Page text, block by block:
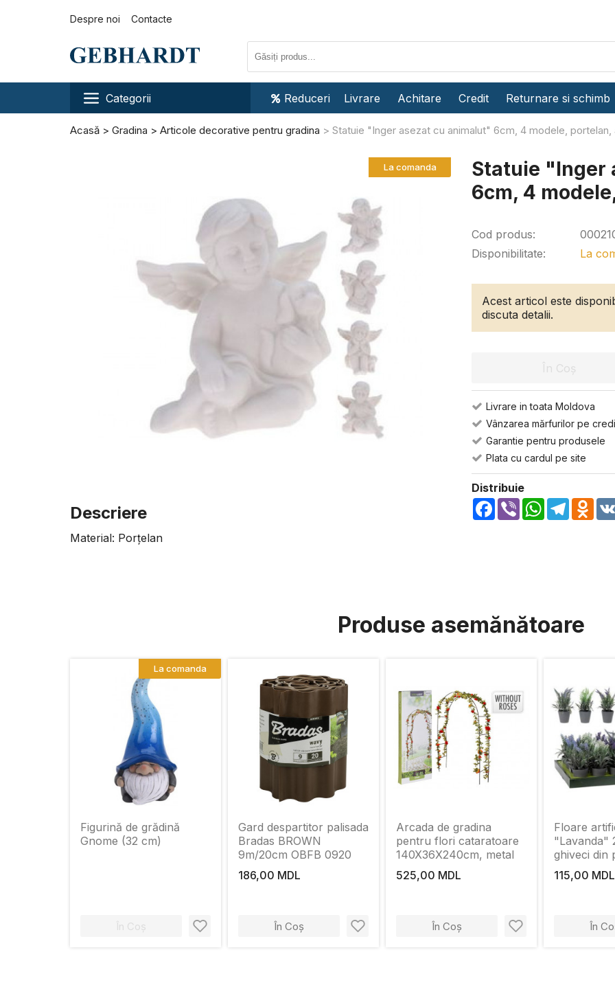
Despre noi Contacte
Categorii Reduceri Livrare Achitare Credit Returnare si schimb
Acasă Gradina Articole decorative pentru gradina Statuie "Inger asezat cu animalut" 6cm, 4 modele, portelan,
La comanda
Descriere
Material: Porţelan
Statuie "Inger
6cm, 4
Cod produs:
Disponibilitate:
La
Acest articol este
discuta detalii.
În Coș
Livrare in toata Moldova
Vânzarea mărfurilor pe
Garantie pentru produsele
Plata cu cardul pe site
Distribuie
Facebook
Viber WhatsApp
Telegram
Produse asemănătoare
Figurină de grădină
Gnome (32 cm)
În Coș
La comanda
Gard despartitor palisada
Bradas BROWN
9m/20cm OBFB 0920
186,00 MDL
În Coș
Arcada de gradina
pentru flori cataratoare
140X36X240cm, metal
525,00 MDL
În Coș
Floare
"Lavanda"
ghiveci din
115,00 MDL
În